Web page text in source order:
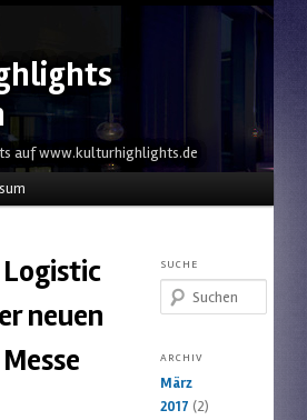
auf www.kulturhighlights.de
Inhalt wechseln
neuen
SUCHE
Suchen
ARCHIV
März
2017 (2)